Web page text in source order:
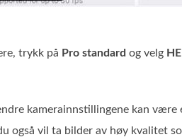
trykk på Pro standard og velg
kamerainnstillingene kan
også vil ta bilder av høy kvalitet